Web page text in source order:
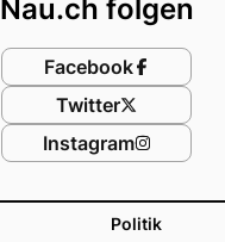
Politik
Nau.ch folgen
Facebook
Twitter
Instagram